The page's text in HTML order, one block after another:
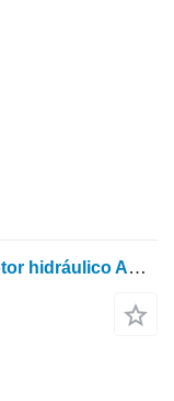
John Deere 8200 8300 8400 8500 Motor hidráulico AXE83863 para trator de rodas John Deere 8200 8300 8400 8500